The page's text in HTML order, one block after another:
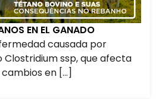
EN EL GANADO
causada por
ssp, que afecta
en […]